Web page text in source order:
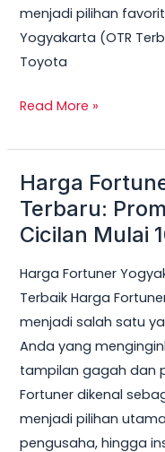
menjadi pilihan
Yogyakarta (OTR
Toyota
Read More »
Harga
Terbaru:
Cicilan Mulai
Harga Fortuner
Terbaik Harga
menjadi salah satu
Anda yang
tampilan gagah dan
Fortuner dikenal
menjadi pilihan
pengusaha, hingga
Harga
Fortuner
Yogyakarta
Terbaru:
Promo,
DP
Ringan
&
Cicilan
Mulai
10